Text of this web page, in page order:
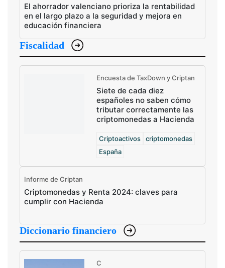
El ahorrador valenciano prioriza la rentabilidad
en el largo plazo a la seguridad y mejora en
educación financiera
Fiscalidad
Encuesta de TaxDown y Criptan
Siete de cada diez
españoles no saben cómo
tributar correctamente las
criptomonedas a Hacienda
Criptoactivos
criptomonedas
España
Informe de Criptan
Criptomonedas y Renta 2024: claves para
cumplir con Hacienda
Diccionario financiero
C